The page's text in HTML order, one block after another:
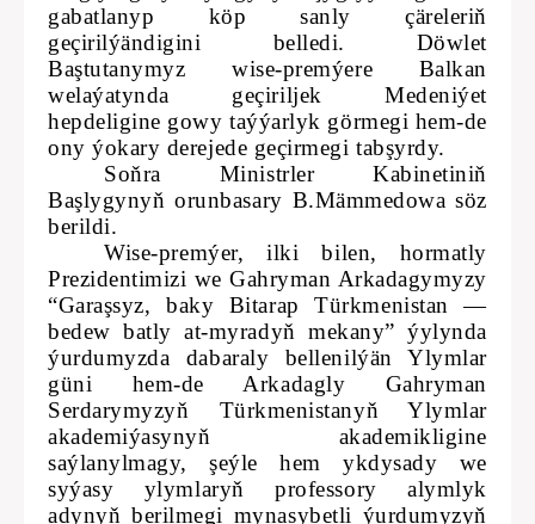
gabatlanyp köp sanly çäreleriň
geçirilýändigini belledi. Döwlet
Baştutanymyz wise-premýere Balkan
welaýatynda geçiriljek Medeniýet
hepdeligine gowy taýýarlyk görmegi hem-de
ony ýokary derejede geçirmegi tabşyrdy.
Soňra Ministrler Kabinetiniň
Başlygynyň orunbasary B.Mämmedowa söz
berildi.
Wise-premýer, ilki bilen, hormatly
Prezidentimizi we Gahryman Arkadagymyzy
“Garaşsyz, baky Bitarap Türkmenistan —
bedew batly at-myradyň mekany” ýylynda
ýurdumyzda dabaraly bellenilýän Ylymlar
güni hem-de Arkadagly Gahryman
Serdarymyzyň Türkmenistanyň Ylymlar
akademiýasynyň akademikligine
saýlanylmagy, şeýle hem ykdysady we
syýasy ylymlaryň professory alymlyk
adynyň berilmegi mynasybetli ýurdumyzyň